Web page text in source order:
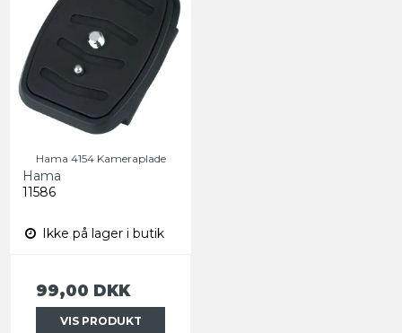
Hama 4154 Kameraplade
Hama
11586
Ikke på lager i butik
99,00 DKK
VIS PRODUKT